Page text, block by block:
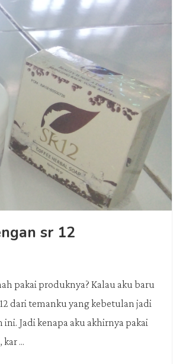
sr 12
pakai produknya? Kalau aku baru
dari temanku yang kebetulan jadi
Jadi kenapa aku akhirnya pakai
...